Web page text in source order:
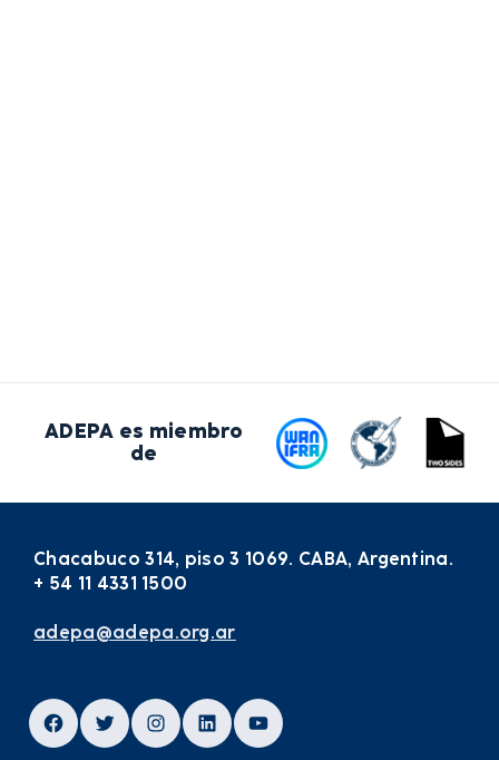
ADEPA es miembro
de
Chacabuco 314, piso 3 1069. CABA, Argentina.
+ 54 11 4331 1500
adepa@adepa.org.ar
Facebook
TwitterInstagram
LinkedInYouTube